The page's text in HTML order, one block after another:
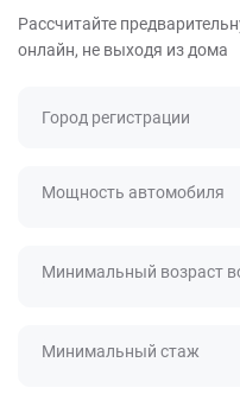
Рассчитайте
онлайн, не выходя из дома
Город регистрации
Мощность автомобиля
Минимальный возраст
Минимальный стаж